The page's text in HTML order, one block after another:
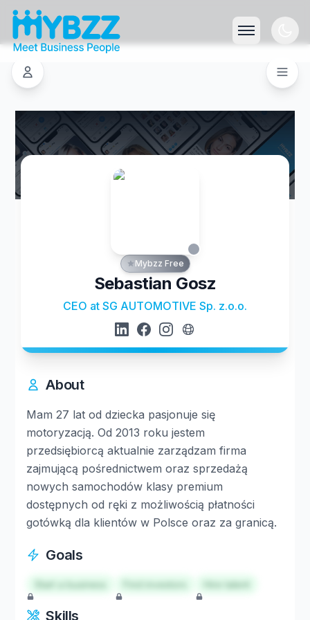
Mybzz Free
Sebastian Gosz
CEO at SG AUTOMOTIVE Sp. z.o.o.
About
Mam 27 lat od dziecka pasjonuje się
motoryzacją. Od 2013 roku jestem
przedsiębiorcą aktualnie zarządzam firma
zajmującą pośrednictwem oraz sprzedażą
nowych samochodów klasy premium
dostępnych od ręki z możliwością płatności
gotówką dla klientów w Polsce oraz za granicą.
Goals
Start a business Hire talent
Skills